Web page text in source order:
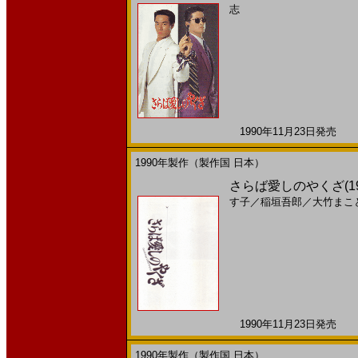
志
1990年11月23日発売
1990年製作（製作国 日本）
さらば愛しのやくざ
す子／稲垣吾郎 ／ 大竹まこ
1990年11月23日発売
1990年製作（製作国 日本）